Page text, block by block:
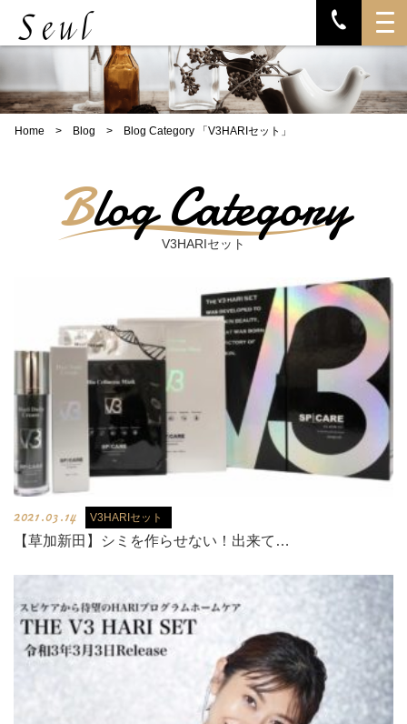
Home > Blog > Blog Category 「V3HARIセット」
Blog Category
V3HARIセット
2021.03.14 V3HARIセット
【草加新田】シミを作らせない！出来て…